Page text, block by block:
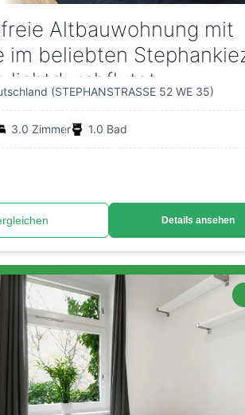
Altbauwohnung mit
im beliebten
lichtdurchflutet
(STEPHANSTRASSE 52 WE 35)
3.0 Zimmer 1.0 Bad
Details ansehen